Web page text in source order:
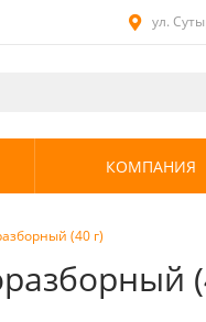
ул.
КОМПАНИЯ
(40 г)